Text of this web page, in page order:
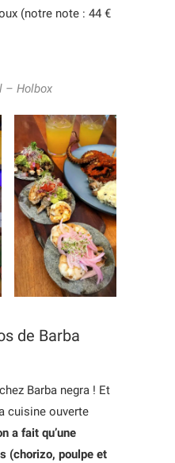
(notre note : 44 €
– Holbox
de Barba
Barba negra ! Et
cuisine ouverte
a fait qu’une
(chorizo, poulpe et